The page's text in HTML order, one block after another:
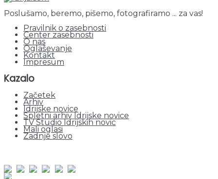
Poslušamo, beremo, pišemo, fotografiramo ... za vas!
Pravilnik o zasebnosti
Center zasebnosti
O nas
Oglaševanje
Kontakt
Impresum
Kazalo
Začetek
Arhiv
Idrijske novice
Spletni arhiv Idrijske novice
TV Studio Idrijskih novic
Mali oglasi
Zadnje slovo